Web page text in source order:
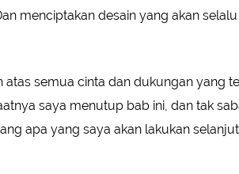
menciptakan desain yang akan
atas semua cinta dan dukungan yang
saya menutup bab ini, dan tak
apa yang saya akan lakukan